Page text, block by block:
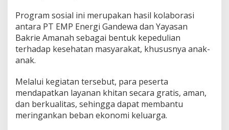
n
B
a
r
A
m
n
a
Program sosial ini merupakan hasil kolaborasi
antara PT EMP Energi Gandewa dan Yayasan
Bakrie Amanah sebagai bentuk kepedulian
terhadap kesehatan masyarakat, khususnya anak-
anak.
Melalui kegiatan tersebut, para peserta
mendapatkan layanan khitan secara gratis, aman,
dan berkualitas, sehingga dapat membantu
meringankan beban ekonomi keluarga.